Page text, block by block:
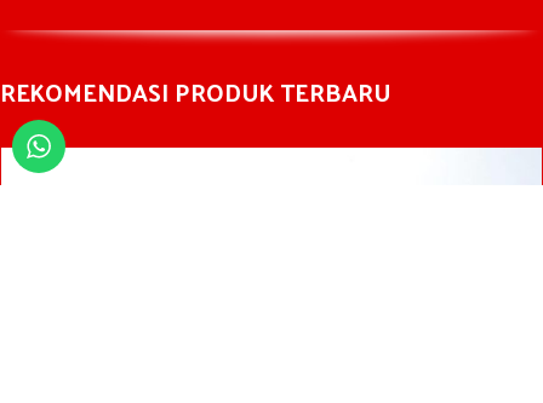
REKOMENDASI PRODUK TERBARU